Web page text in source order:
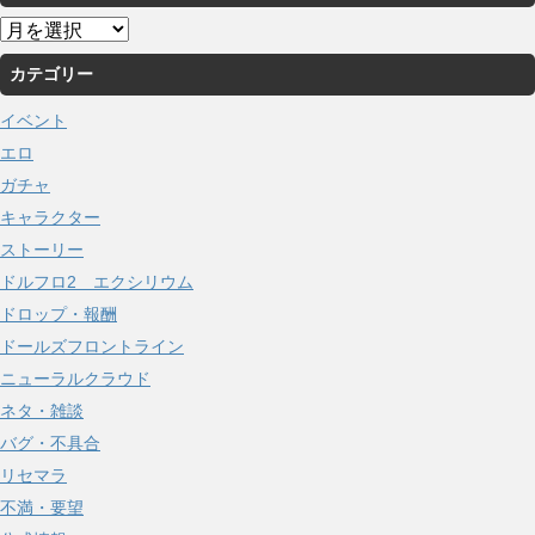
ア
ー
カ
イ
ブ
カテゴリー
イベント
エロ
ガチャ
キャラクター
ストーリー
ドルフロ2 エクシリウム
ドロップ・報酬
ドールズフロントライン
ニューラルクラウド
ネタ・雑談
バグ・不具合
リセマラ
不満・要望